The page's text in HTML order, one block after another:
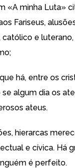
«A minha Luta»
Fariseus,
e
há, entre os
algum dia os
ateus.
hierarcas
e cívica. Há
é perfeito.